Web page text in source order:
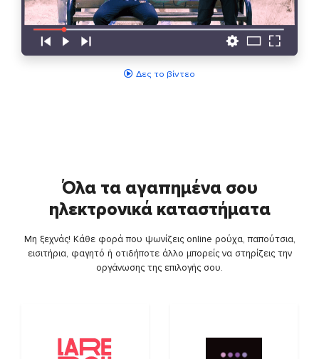
Δες το βίντεο
Όλα τα αγαπημένα σου
ηλεκτρονικά καταστήματα
Μη ξεχνάς! Κάθε φορά που ψωνίζεις online ρούχα, παπούτσια,
εισιτήρια, φαγητό ή οτιδήποτε άλλο μπορείς να στηρίζεις την
οργάνωσης της επιλογής σου.